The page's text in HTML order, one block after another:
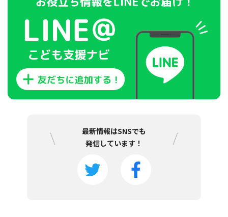
最新情報はSNSでも
発信しています！